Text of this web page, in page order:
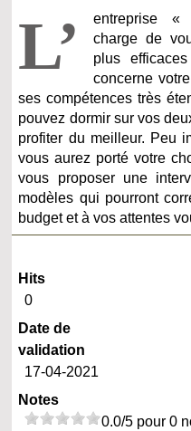
L’ entreprise «
charge de
plus
concerne
ses compétences très
pouvez dormir sur vos
profiter du meilleur. Peu
vous aurez porté votre
vous proposer une
modèles qui pourront
budget et à vos attentes
Hits
0
Date de
validation
17-04-2021
Notes
0.0/5 pour 0